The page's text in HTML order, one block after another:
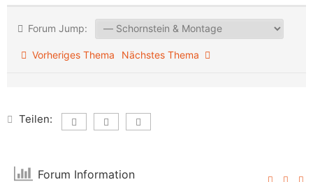
Forum Jump:
Vorheriges Thema Nächstes Thema
Teilen:
Forum Information